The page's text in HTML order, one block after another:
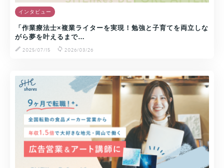
インタビュー
「作業療法士×複業ライターを実現！勉強と子育てを両立しな
がら夢を叶えるまで…
2025/07/15
2026/03/26